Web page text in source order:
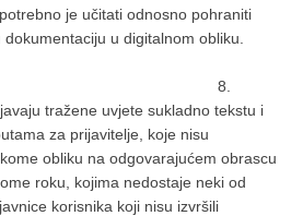
je učitati odnosno pohraniti
u digitalnom obliku.
tražene uvjete sukladno tekstu i
za prijavitelje, koje nisu
obliku na odgovarajućem obrascu
roku, kojima nedostaje neki od
korisnika koji nisu izvršili